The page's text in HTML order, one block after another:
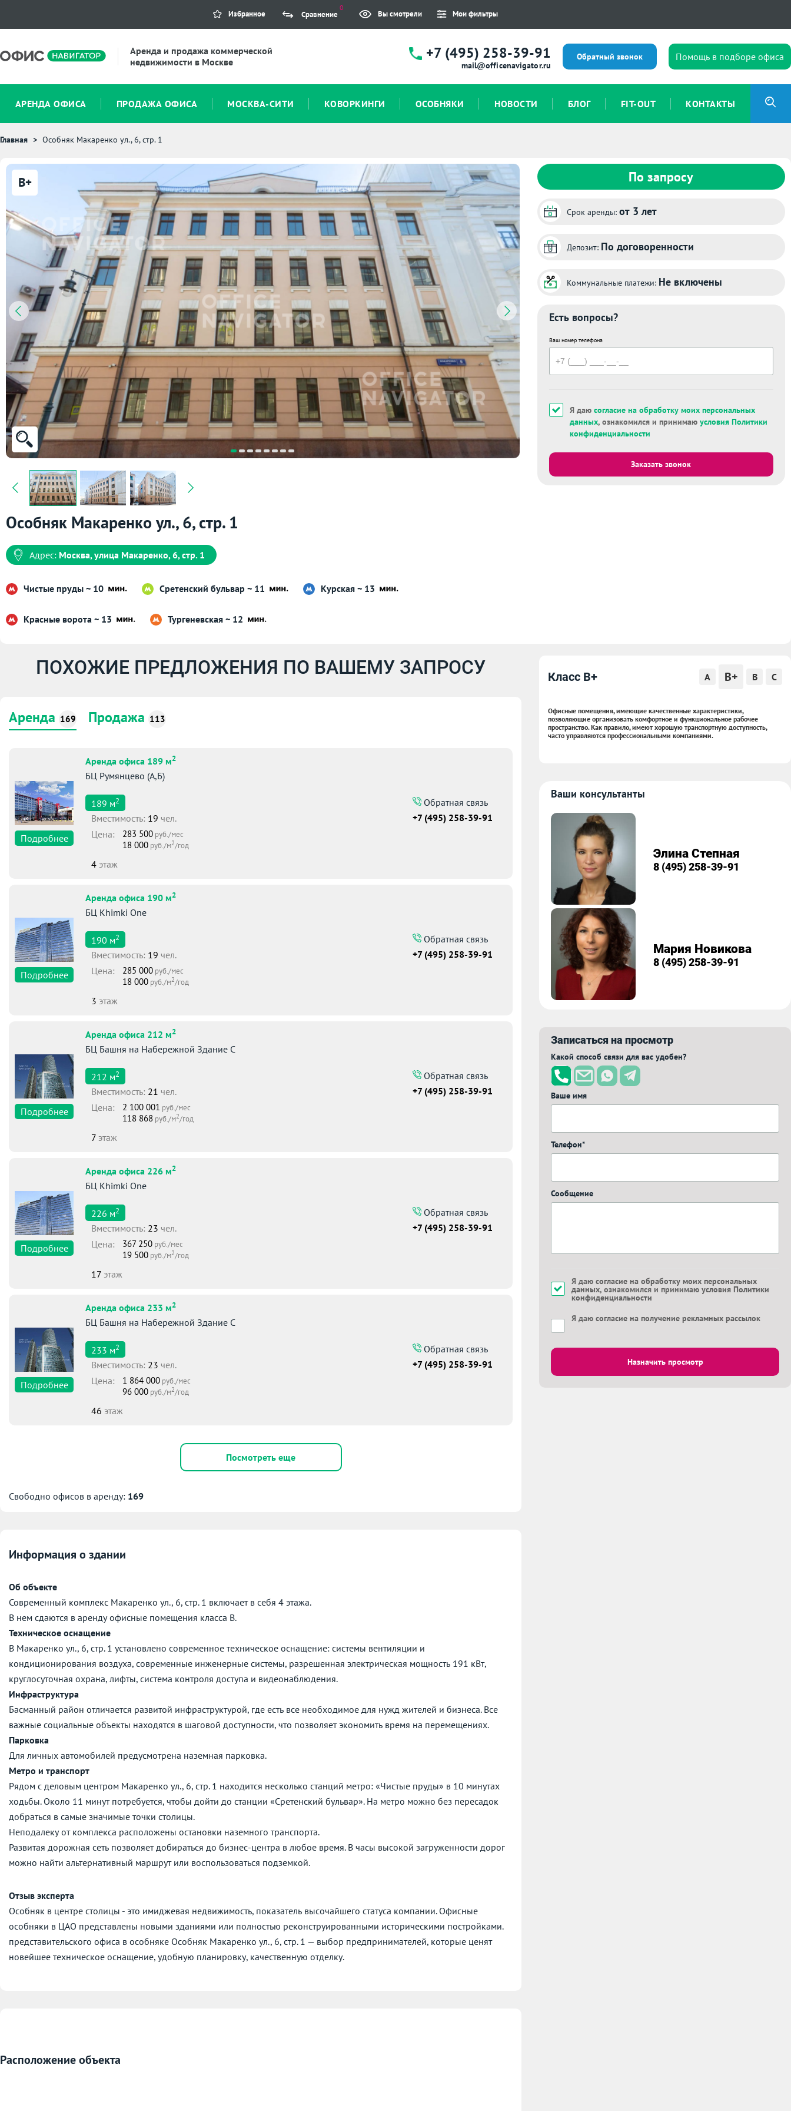
Избранное Сравнение
0
Вы смотрели Мои фильтры
Аренда и продажа коммерческой
недвижимости в Москве
+7 (495) 258-39-91
mail@officenavigator.ru
Обратный звонок Помощь в подборе офиса
АРЕНДА ОФИСА ПРОДАЖА ОФИСА МОСКВА-СИТИ КОВОРКИНГИ ОСОБНЯКИ НОВОСТИ БЛОГ FIT-OUT КОНТАКТЫ
Главная Особняк Макаренко ул., 6, стр. 1
B+
Особняк Макаренко ул., 6, стр. 1
Адрес: Москва, улица Макаренко, 6, стр. 1
Чистые пруды ~ 10 Сретенский бульвар ~ 11 Курская ~ 13
Красные ворота ~ 13 Тургеневская ~ 12
По запросу
Срок аренды: от 3 лет
Депозит: По договоренности
Коммунальные платежи: Не включены
Есть вопросы?
Ваш номер телефона
Я даю согласие на обработку моих персональных
данных, ознакомился и принимаю условия Политики
конфиденциальности
Заказать звонок
ПОХОЖИЕ ПРЕДЛОЖЕНИЯ ПО ВАШЕМУ ЗАПРОСУ
Аренда 169 Продажа 113
Подробнее
Аренда офиса 189 м2
БЦ Румянцево (А,Б)
189 м2
Вместимоcть: 19 чел.
Цена:
283 500 руб./мес
18 000 руб./м2/год
4 этаж
Обратная связь
+7 (495) 258-39-91
Подробнее
Аренда офиса 190 м2
БЦ Khimki One
190 м2
Вместимоcть: 19 чел.
Цена:
285 000 руб./мес
18 000 руб./м2/год
3 этаж
Обратная связь
+7 (495) 258-39-91
Подробнее
Аренда офиса 212 м2
БЦ Башня на Набережной Здание С
212 м2
Вместимоcть: 21 чел.
Цена:
2 100 001 руб./мес
118 868 руб./м2/год
7 этаж
Обратная связь
+7 (495) 258-39-91
Подробнее
Аренда офиса 226 м2
БЦ Khimki One
226 м2
Вместимоcть: 23 чел.
Цена:
367 250 руб./мес
19 500 руб./м2/год
17 этаж
Обратная связь
+7 (495) 258-39-91
Подробнее
Аренда офиса 233 м2
БЦ Башня на Набережной Здание С
233 м2
Вместимоcть: 23 чел.
Цена:
1 864 000 руб./мес
96 000 руб./м2/год
46 этаж
Обратная связь
+7 (495) 258-39-91
Посмотреть еще
Свободно офисов в аренду: 169
Информация о здании
Об объекте
Современный комплекс Макаренко ул., 6, стр. 1 включает в себя 4 этажа.
В нем сдаются в аренду офисные помещения класса B.
Техническое оснащение
В Макаренко ул., 6, стр. 1 установлено современное техническое оснащение: системы вентиляции и
кондиционирования воздуха, современные инженерные системы, разрешенная электрическая мощность 191 кВт,
круглосуточная охрана, лифты, система контроля доступа и видеонаблюдения.
Инфраструктура
Басманный район отличается развитой инфраструктурой, где есть все необходимое для нужд жителей и бизнеса. Все
важные социальные объекты находятся в шаговой доступности, что позволяет экономить время на перемещениях.
Парковка
Для личных автомобилей предусмотрена наземная парковка.
Метро и транспорт
Рядом с деловым центром Макаренко ул., 6, стр. 1 находится несколько станций метро: «Чистые пруды» в 10 минутах
ходьбы. Около 11 минут потребуется, чтобы дойти до станции «Сретенский бульвар». На метро можно без пересадок
добраться в самые значимые точки столицы.
Неподалеку от комплекса расположены остановки наземного транспорта.
Развитая дорожная сеть позволяет добираться до бизнес-центра в любое время. В часы высокой загруженности дорог
можно найти альтернативный маршрут или воспользоваться подземкой.
Отзыв эксперта
Особняк в центре столицы - это имиджевая недвижимость, показатель высочайшего статуса компании. Офисные
особняки в ЦАО представлены новыми зданиями или полностью реконструированными историческими постройками.
представительского офиса в особняке Особняк Макаренко ул., 6, стр. 1 — выбор предпринимателей, которые ценят
новейшее техническое оснащение, удобную планировку, качественную отделку.
Расположение объекта
Класс B+ A B+ B C
Офисные помещения, имеющие качественные характеристики,
позволяющие организовать комфортное и функциональное рабочее
пространство. Как правило, имеют хорошую транспортную доступность,
часто управляются профессиональными компаниями.
Ваши консультанты
Элина Степная
8 (495) 258-39-91
Мария Новикова
8 (495) 258-39-91
Записаться на просмотр
Какой способ связи для вас удобен?
Ваше имя
Телефон*
Сообщение
Я даю согласие на обработку моих персональных
данных, ознакомился и принимаю условия Политики
конфиденциальности
Я даю согласие на получение рекламных рассылок
Назначить просмотр